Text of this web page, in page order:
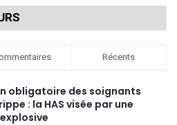
Récents
obligatoire des soignants
: la HAS visée par une